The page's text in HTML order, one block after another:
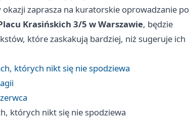
okazji zaprasza na kuratorskie oprowadzanie po
Krasińskich 3/5 w Warszawie, będzie
które zaskakują bardziej, niż sugeruje ich
których nikt się nie spodziewa
których nikt się nie spodziewa